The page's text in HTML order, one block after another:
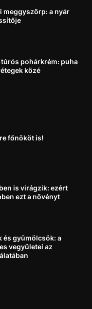
meggyszörp: a nyár
pohárkrém: puha
közé
főnököt is!
is virágzik: ezért
ezt a növényt
és gyümölcsök: a
vegyületei az